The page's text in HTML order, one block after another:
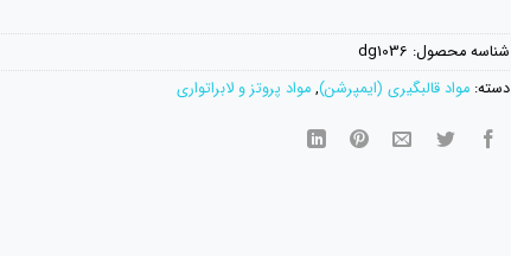
شناسه محصول: dg1036
دسته: مواد قالبگیری (ایمپرشن), مواد پروتز و لابراتواری